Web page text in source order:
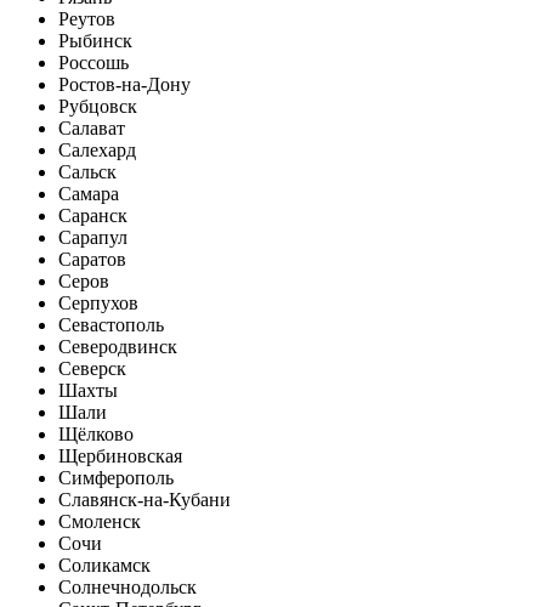
Реутов
Рыбинск
Россошь
Ростов-на-Дону
Рубцовск
Салават
Салехард
Сальск
Самара
Саранск
Сарапул
Саратов
Серов
Серпухов
Севастополь
Северодвинск
Северск
Шахты
Шали
Щёлково
Щербиновская
Симферополь
Славянск-на-Кубани
Смоленск
Сочи
Соликамск
Солнечнодольск